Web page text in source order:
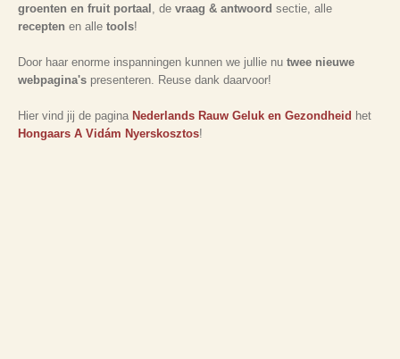
groenten en fruit portaal , de vraag & antwoord sectie, alle
recepten en alle tools!
Door haar enorme inspanningen kunnen we jullie nu twee nieuwe
webpagina's presenteren. Reuse dank daarvoor!
Hier vind jij de pagina Nederlands Rauw Geluk en Gezondheid het
Hongaars A Vidám Nyerskosztos!